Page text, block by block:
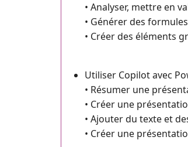
• Analyser, mettre en
• Générer des
• Créer des éléments
Utiliser Copilot avec
• Résumer une
• Créer une
• Ajouter du texte et
• Créer une